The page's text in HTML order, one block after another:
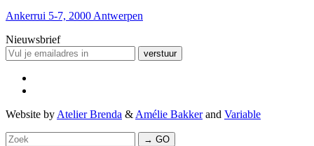
Ankerrui 5-7, 2000 Antwerpen
Nieuwsbrief
verstuur
Website by Atelier Brenda & Amélie Bakkerand Variable
→ GO